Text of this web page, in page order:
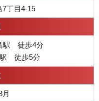
7丁目4-15
駅 徒歩4分
徒歩5分